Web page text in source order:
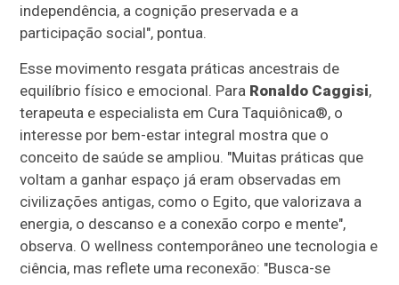
independência, a cognição preservada e a
participação social", pontua.
Esse movimento resgata práticas ancestrais de
equilíbrio físico e emocional. Para Ronaldo Caggisi,
terapeuta e especialista em Cura Taquiônica®, o
interesse por bem-estar integral mostra que o
conceito de saúde se ampliou. "Muitas práticas que
voltam a ganhar espaço já eram observadas em
civilizações antigas, como o Egito, que valorizava a
energia, o descanso e a conexão corpo e mente",
observa. O wellness contemporâneo une tecnologia e
ciência, mas reflete uma reconexão: "Busca-se